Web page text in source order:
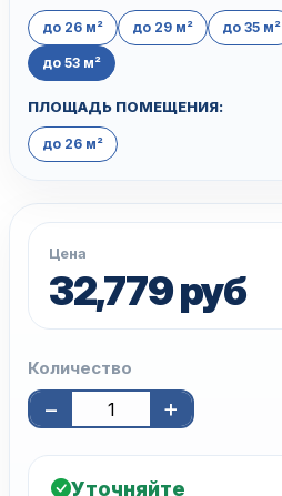
до 26 м² до 29 м² до 35 м²
до 53 м²
ПЛОЩАДЬ ПОМЕЩЕНИЯ:
до 26 м²
Цена
32,779 руб
Количество
− +
Уточняйте